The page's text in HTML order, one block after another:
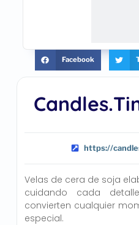
https://
Velas de cera de soja
cuidando cada
convierten cualquier
especial.
Facebook